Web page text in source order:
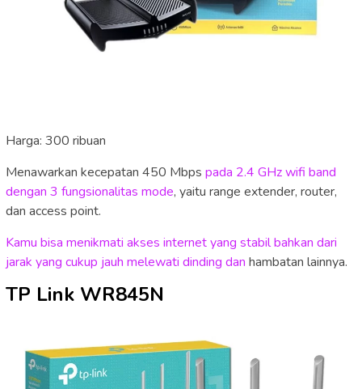
Harga: 300 ribuan
Menawarkan kecepatan 450 Mbps pada 2.4 GHz wifi band
dengan 3 fungsionalitas mode, yaitu range extender, router,
dan access point.
Kamu bisa menikmati akses internet yang stabil bahkan dari
jarak yang cukup jauh melewati dinding dan hambatan lainnya.
TP Link WR845N